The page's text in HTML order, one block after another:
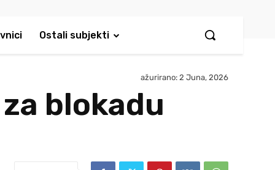
Ostali subjekti
ažurirano: 2 Juna, 2026
blokadu